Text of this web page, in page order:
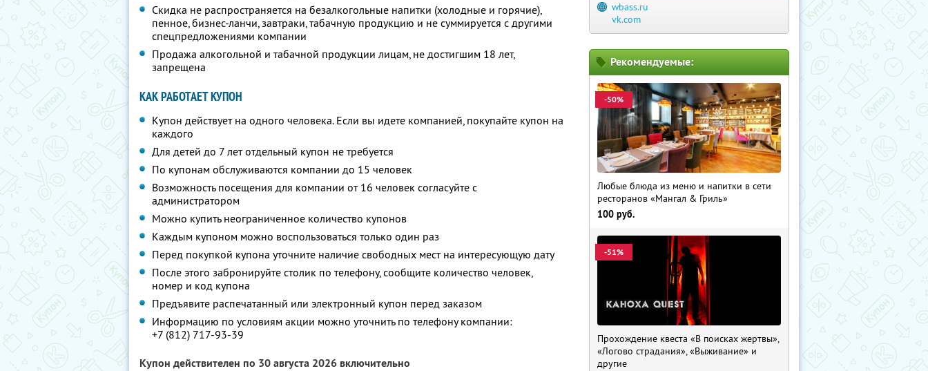
Скидка не распространяется на безалкогольные напитки (холодные и горячие),
пенное, бизнес-ланчи, завтраки, табачную продукцию и не суммируется с другими
спецпредложениями компании
Продажа алкогольной и табачной продукции лицам, не достигшим 18 лет,
запрещена
КАК РАБОТАЕТ КУПОН
Купон действует на одного человека. Если вы идете компанией, покупайте купон на
каждого
Для детей до 7 лет отдельный купон не требуется
По купонам обслуживаются компании до 15 человек
Возможность посещения для компании от 16 человек согласуйте с
администратором
Можно купить неограниченное количество купонов
Каждым купоном можно воспользоваться только один раз
Перед покупкой купона уточните наличие свободных мест на интересующую дату
После этого забронируйте столик по телефону, сообщите количество человек,
номер и код купона
Предъявите распечатанный или электронный купон перед заказом
Информацию по условиям акции можно уточнить по телефону компании:
+7 (812) 717-93-39
Купон действителен по 30 августа 2026 включительно
wbass.ru
vk.com
Рекомендуемые:
-50%
Любые блюда из меню и напитки в сети
ресторанов «Мангал & Гриль»
100 руб.
-51%
Прохождение квеста «В поисках жертвы»,
«Логово страдания», «Выживание» и
другие